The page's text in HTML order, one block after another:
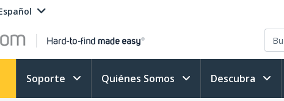
Soporte Quiénes Somos Descubra